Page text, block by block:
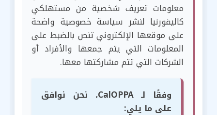
معلومات تعريف شخصية من مستهلكي
كاليفورنيا لنشر سياسة خصوصية واضحة
على موقعها الإلكتروني تنص بالضبط على
المعلومات التي يتم جمعها والأفراد أو
الشركات التي تتم مشاركتها معها.
وفقًا لـ CalOPPA، نحن نوافق
على ما يلي: